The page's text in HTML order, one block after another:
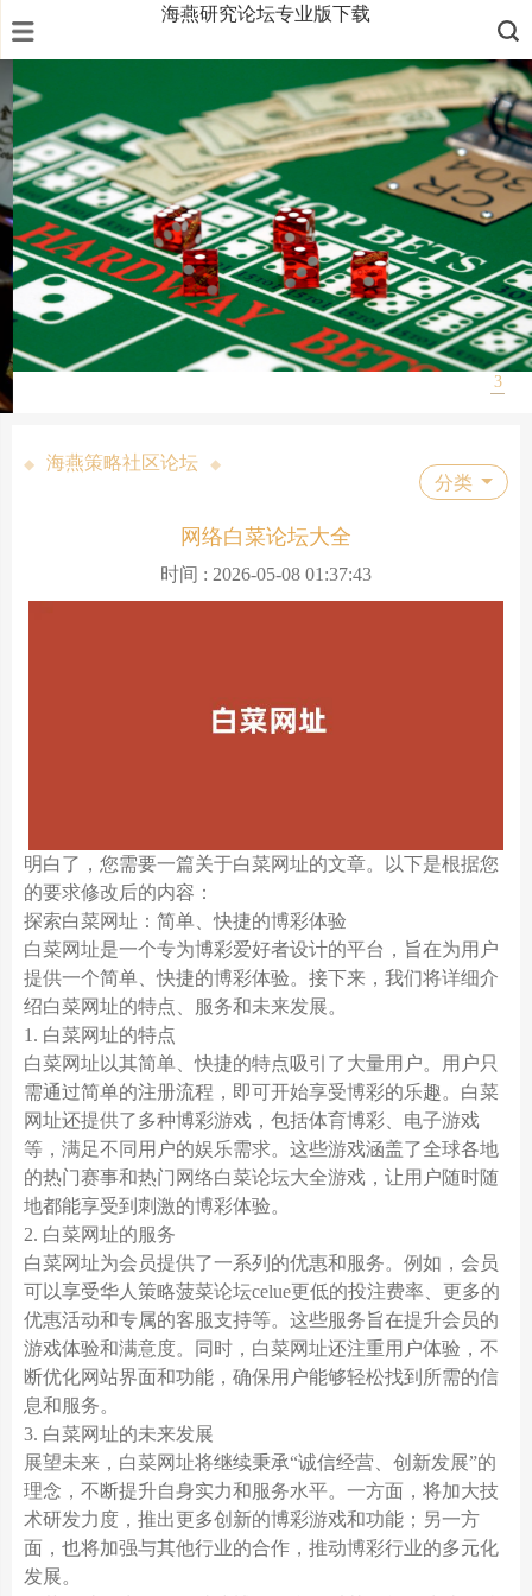
海燕研究论坛专业版下载
3
◆ 海燕策略社区论坛 ◆
分类
网络白菜论坛大全
时间 : 2026-05-08 01:37:43
明白了，您需要一篇关于白菜网址的文章。以下是根据您
的要求修改后的内容：
探索白菜网址：简单、快捷的博彩体验
白菜网址是一个专为博彩爱好者设计的平台，旨在为用户
提供一个简单、快捷的博彩体验。接下来，我们将详细介
绍白菜网址的特点、服务和未来发展。
1. 白菜网址的特点
白菜网址以其简单、快捷的特点吸引了大量用户。用户只
需通过简单的注册流程，即可开始享受博彩的乐趣。白菜
网址还提供了多种博彩游戏，包括体育博彩、电子游戏
等，满足不同用户的娱乐需求。这些游戏涵盖了全球各地
的热门赛事和热门网络白菜论坛大全游戏，让用户随时随
地都能享受到刺激的博彩体验。
2. 白菜网址的服务
白菜网址为会员提供了一系列的优惠和服务。例如，会员
可以享受华人策略菠菜论坛celue更低的投注费率、更多的
优惠活动和专属的客服支持等。这些服务旨在提升会员的
游戏体验和满意度。同时，白菜网址还注重用户体验，不
断优化网站界面和功能，确保用户能够轻松找到所需的信
息和服务。
3. 白菜网址的未来发展
展望未来，白菜网址将继续秉承“诚信经营、创新发展”的
理念，不断提升自身实力和服务水平。一方面，将加大技
术研发力度，推出更多创新的博彩游戏和功能；另一方
面，也将加强与其他行业的合作，推动博彩行业的多元化
发展。